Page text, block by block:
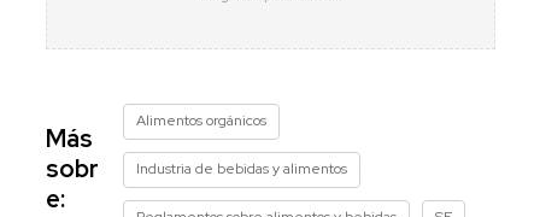
Más
sobr
e:
Alimentos orgánicos
Industria de bebidas y alimentos